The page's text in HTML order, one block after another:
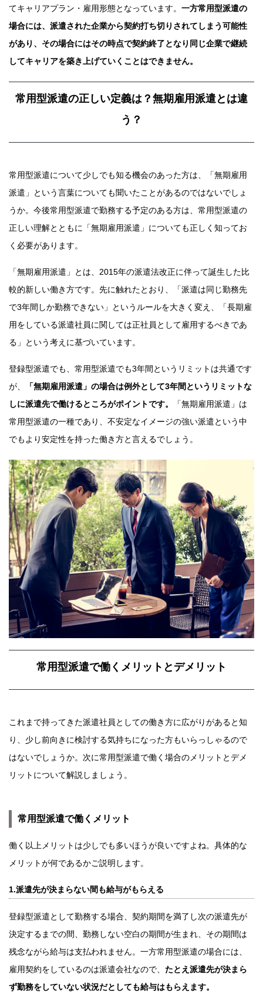
てキャリアプラン・雇用形態となっています。 一方常用型派遣の
場合には、派遣された企業から契約打ち切りされてしまう可能性
があり、その場合にはその時点で契約終了となり同じ企業で継続
してキャリアを築き上げていくことはできません。
常用型派遣の正しい定義は？無期雇用派遣とは違
う？
常用型派遣について少しでも知る機会のあった方は、「無期雇用
派遣」という言葉についても聞いたことがあるのではないでしょ
うか。今後常用型派遣で勤務する予定のある方は、常用型派遣の
正しい理解とともに「無期雇用派遣」についても正しく知ってお
く必要があります。
「無期雇用派遣」とは、2015年の派遣法改正に伴って誕生した比
較的新しい働き方です。先に触れたとおり、「派遣は同じ勤務先
で3年間しか勤務できない」というルールを大きく変え、「長期雇
用をしている派遣社員に関しては正社員として雇用するべきであ
る」という考えに基づいています。
登録型派遣でも、常用型派遣でも3年間というリミットは共通です
が、
「無期雇用派遣」の場合は例外として3年間というリミットな
しに派遣先で働けるところがポイントです。
「無期雇用派遣」は
常用型派遣の一種であり、不安定なイメージの強い派遣という中
でもより安定性を持った働き方と言えるでしょう。
常用型派遣で働くメリットとデメリット
これまで持ってきた派遣社員としての働き方に広がりがあると知
り、少し前向きに検討する気持ちになった方もいらっしゃるので
はないでしょうか。次に常用型派遣で働く場合のメリットとデメ
リットについて解説しましょう。
常用型派遣で働くメリット
働く以上メリットは少しでも多いほうが良いですよね。具体的な
メリットが何であるかご説明します。
1.派遣先が決まらない間も給与がもらえる
登録型派遣として勤務する場合、契約期間を満了し次の派遣先が
決定するまでの間、勤務しない空白の期間が生まれ、その期間は
残念ながら給与は支払われません。一方常用型派遣の場合には、
雇用契約をしているのは派遣会社なので、 たとえ派遣先が決まら
ず勤務をしていない状況だとしても給与はもらえます。